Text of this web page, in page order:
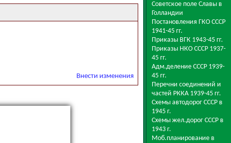
Внести изменения
Советское поле Славы в
Голландии
Постановления ГКО СССР
1941-45 гг.
Приказы ВГК 1943-45 гг.
Приказы НКО СССР 1937-
45 гг.
Адм.деление СССР 1939-
45 гг.
Перечни соединений и
частей РККА 1939-45 гг.
Схемы автодорог СССР в
1945 г.
Схемы жел.дорог СССР в
1943 г.
Моб.планирование в